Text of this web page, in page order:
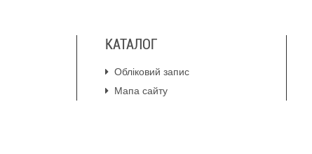
КАТАЛОГ
Обліковий запис
Мапа сайту